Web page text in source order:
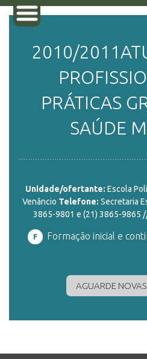
PLATAFORMAS
DOCENTES
2010/
PRÁTICAS
SAÚDE
Unidade/ofertante: Escola
Venâncio Telefone: Secretaria
3865-9801 e (21) 3865-9865
F Formação inicial e
AGUARDE NOVAS